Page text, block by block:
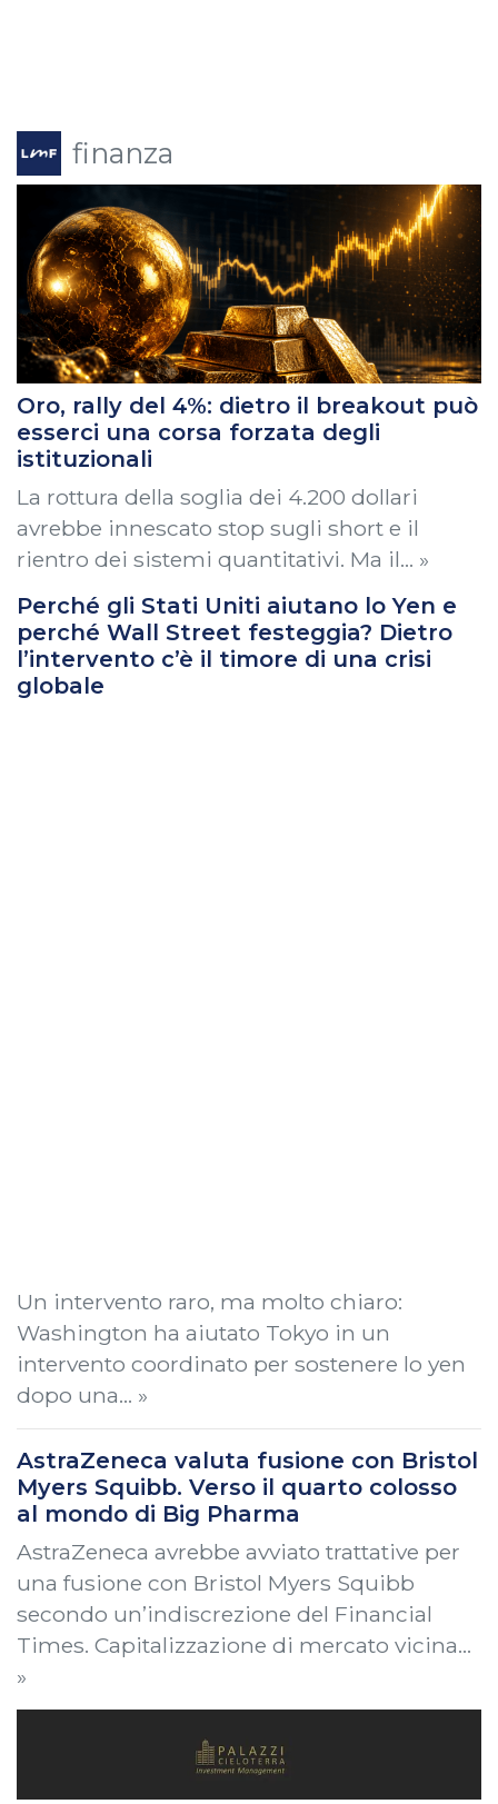
finanza
Oro, rally del 4%: dietro il breakout può
esserci una corsa forzata degli
istituzionali
La rottura della soglia dei 4.200 dollari
avrebbe innescato stop sugli short e il
rientro dei sistemi quantitativi. Ma il… »
Perché gli Stati Uniti aiutano lo Yen e
perché Wall Street festeggia? Dietro
l’intervento c’è il timore di una crisi
globale
Un intervento raro, ma molto chiaro:
Washington ha aiutato Tokyo in un
intervento coordinato per sostenere lo yen
dopo una… »
AstraZeneca valuta fusione con Bristol
Myers Squibb. Verso il quarto colosso
al mondo di Big Pharma
AstraZeneca avrebbe avviato trattative per
una fusione con Bristol Myers Squibb
secondo un’indiscrezione del Financial
Times. Capitalizzazione di mercato vicina…
»